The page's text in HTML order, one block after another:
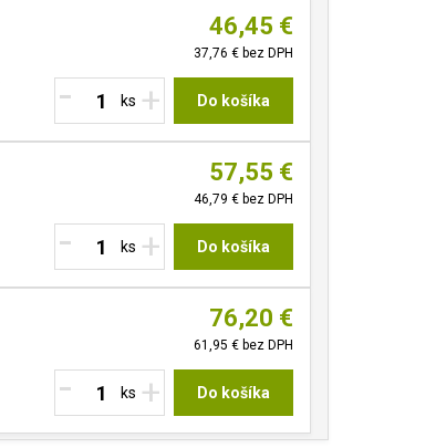
46,45 €
37,76 € bez DPH
- + Do košíka
57,55 €
46,79 € bez DPH
- + Do košíka
76,20 €
61,95 € bez DPH
- + Do košíka